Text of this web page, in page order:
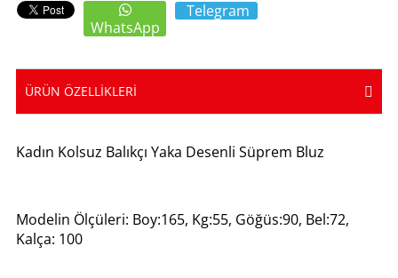
WhatsApp
Telegram
ÜRÜN ÖZELLIKLERI
Kadın Kolsuz Balıkçı Yaka Desenli Süprem Bluz
Modelin Ölçüleri: Boy:165, Kg:55, Göğüs:90, Bel:72,
Kalça: 100